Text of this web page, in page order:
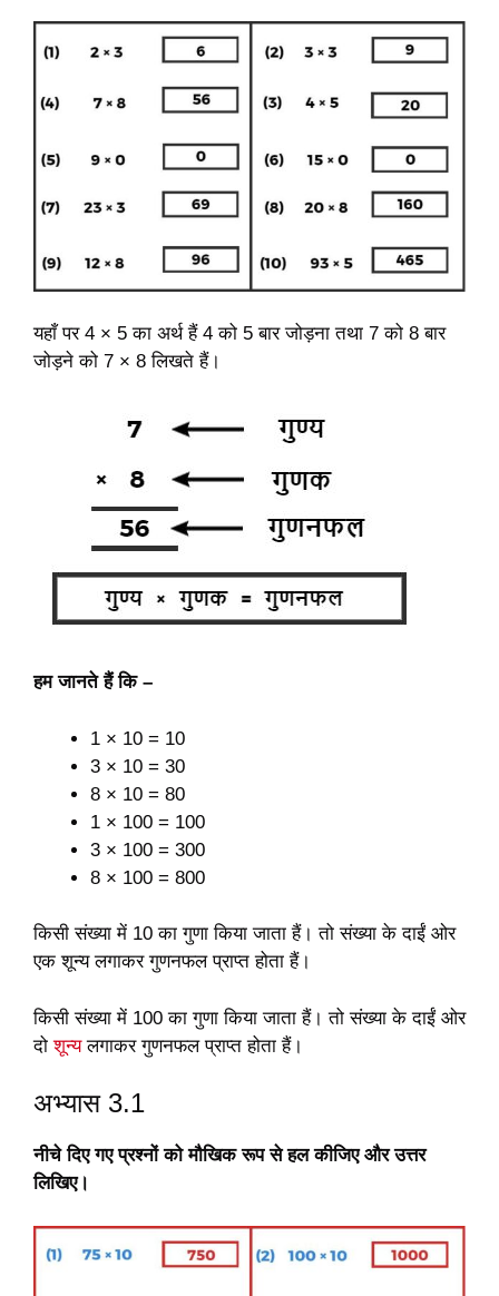
यहाँ पर 4 × 5 का अर्थ हैं 4 को 5 बार जोड़ना तथा 7 को 8 बार
जोड़ने को 7 × 8 लिखते हैं।
हम जानते हैं कि –
1 × 10 = 10
3 × 10 = 30
8 × 10 = 80
1 × 100 = 100
3 × 100 = 300
8 × 100 = 800
किसी संख्या में 10 का गुणा किया जाता हैं। तो संख्या के दाईं ओर
एक शून्य लगाकर गुणनफल प्राप्त होता हैं।
किसी संख्या में 100 का गुणा किया जाता हैं। तो संख्या के दाईं ओर
दोशून्यलगाकर गुणनफल प्राप्त होता हैं।
अभ्यास 3.1
नीचे दिए गए प्रश्नों को मौखिक रूप से हल कीजिए और उत्तर
लिखिए।